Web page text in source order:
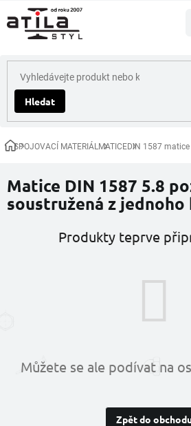
na
obsah
Hledat
DomůSPOJOVACÍ MATERIÁLMATICEDIN 1587
Matice DIN 1587 5.8
soustružená z jednoho
Produkty teprve
Můžete se ale podívat na
Zpět do